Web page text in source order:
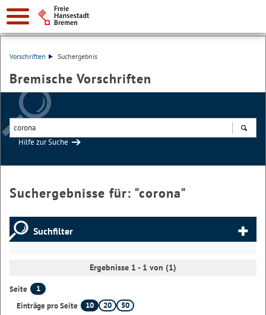
Vorschriften Suchergebnis
Bremische Vorschriften
Hilfe zur Suche
Suchergebnisse für: "corona"
Suchfilter
Ergebnisse 1 - 1 von (1)
Seite
1
Einträge pro Seite
10 20 50